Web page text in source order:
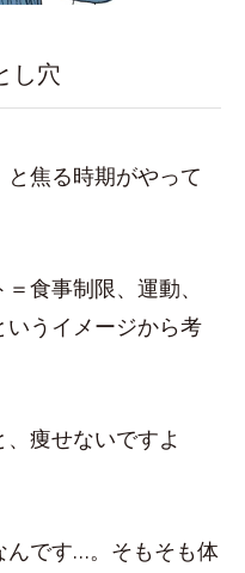
し穴
と焦る時期がやって
食事制限、運動、
うイメージから考
痩せないですよ
んです…。そもそも体